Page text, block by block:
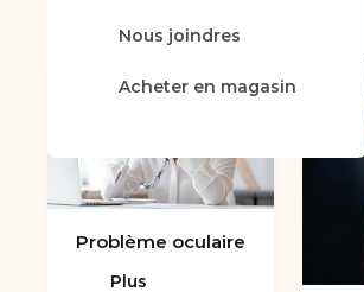
Nous joindres
Acheter en magasin
Plus
Problème oculaire